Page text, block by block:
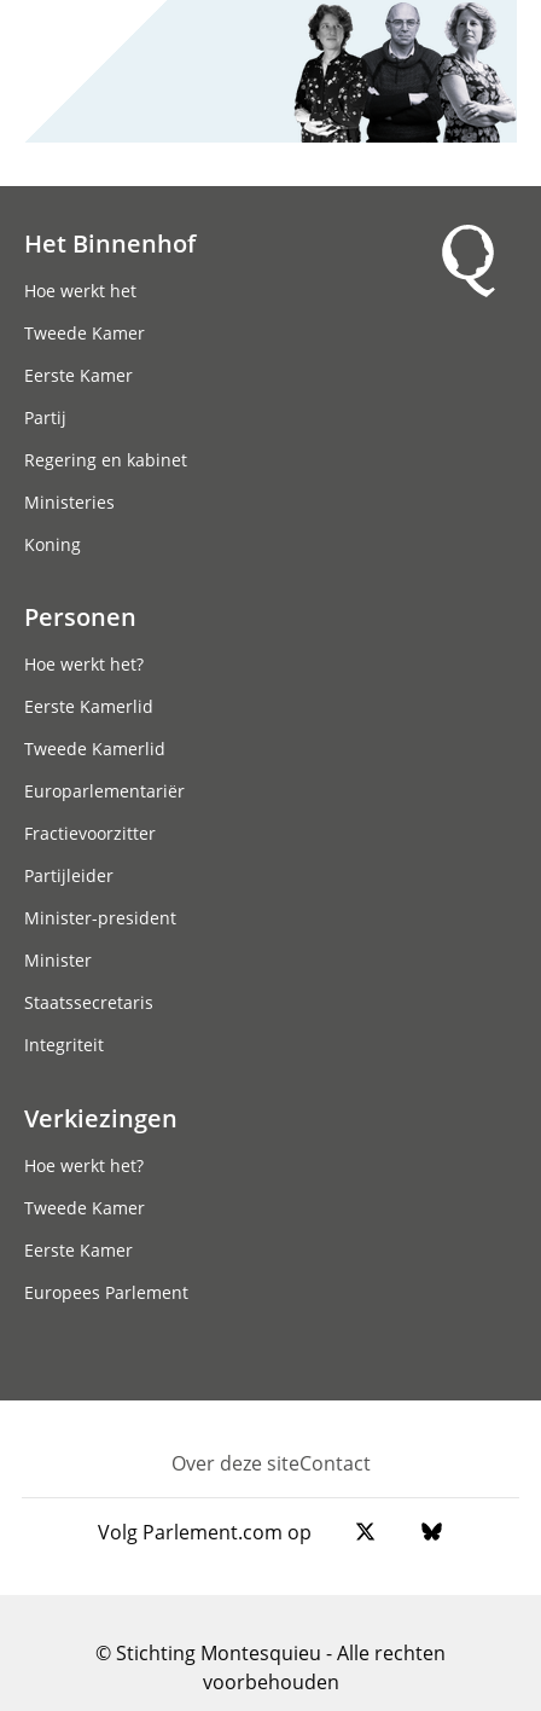
Het Binnenhof
Hoe werkt het
Tweede Kamer
Eerste Kamer
Partij
Regering en kabinet
Ministeries
Koning
Personen
Hoe werkt het?
Eerste Kamerlid
Tweede Kamerlid
Europarlementariër
Fractievoorzitter
Partijleider
Minister-president
Minister
Staatssecretaris
Integriteit
Verkiezingen
Hoe werkt het?
Tweede Kamer
Eerste Kamer
Europees Parlement
Footer
Over deze siteContact
Volg Parlement.com op
© Stichting Montesquieu - Alle rechten
voorbehouden